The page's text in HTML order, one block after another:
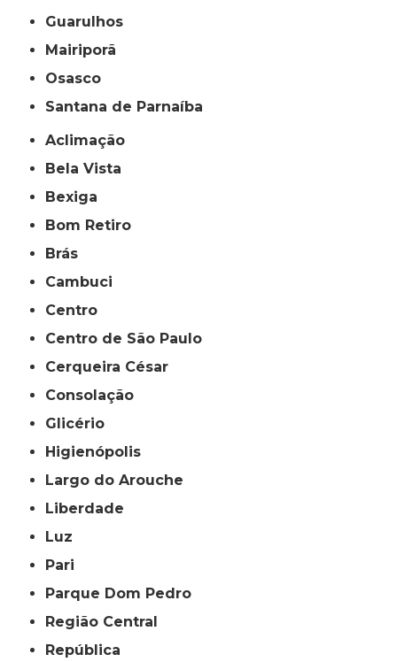
Guarulhos
Mairiporã
Osasco
Santana de Parnaíba
Aclimação
Bela Vista
Bexiga
Bom Retiro
Brás
Cambuci
Centro
Centro de São Paulo
Cerqueira César
Consolação
Glicério
Higienópolis
Largo do Arouche
Liberdade
Luz
Pari
Parque Dom Pedro
Região Central
República